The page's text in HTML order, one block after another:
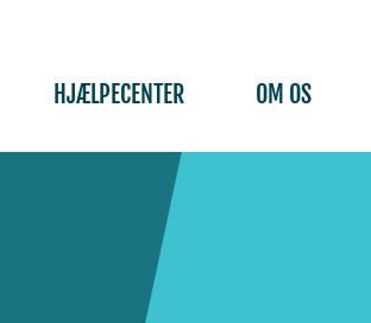
HJÆLPECENTER OM OS